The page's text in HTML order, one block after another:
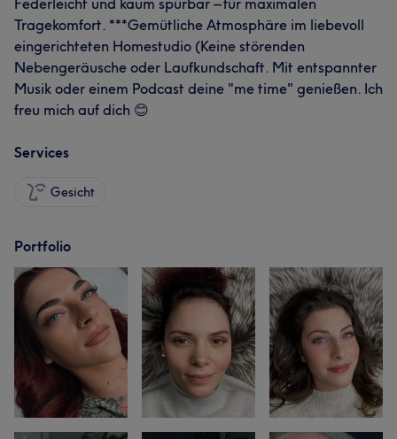
Federleicht und kaum spürbar – für maximalen
Tragekomfort. ***Gemütliche Atmosphäre im liebevoll
eingerichteten Homestudio (Keine störenden
Nebengeräusche oder Laufkundschaft. Mit entspannter
Musik oder einem Podcast deine "me time" genießen. Ich
freu mich auf dich 😊
Services
Gesicht
Portfolio